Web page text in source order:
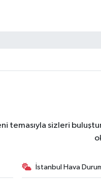
temasıyla sizleri
İstanbul Hava